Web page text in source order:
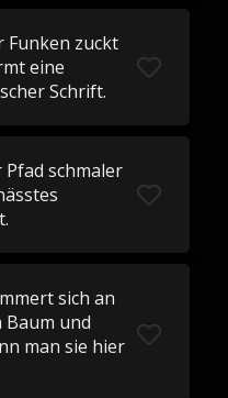
Funken zuckt
eine
Schrift.
Pfad schmaler
sich an
und
man sie hier